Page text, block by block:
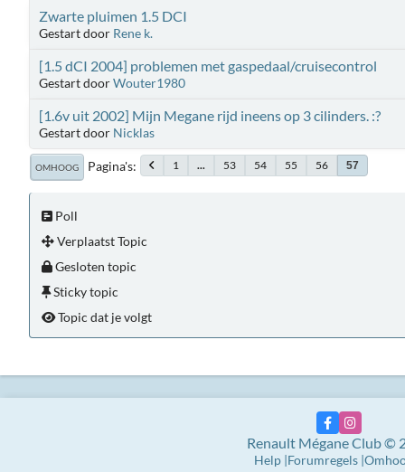
Zwarte pluimen 1.5 DCI
Gestart door Rene k.
[1.5 dCI 2004] problemen met gaspedaal/cruisecontrol
Gestart doorWouter1980
[1.6v uit 2002] Mijn Megane rijd ineens op 3 cilinders. :?
Gestart door Nicklas
OMHOOG Pagina's 1 ... 53 54 55 56 57
Poll
Verplaatst Topic
Gesloten topic
Sticky topic
Topic dat je volgt
Renault Mégane Club ©
Help Forumregels